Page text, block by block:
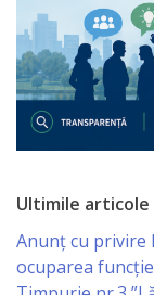
Locale
Juridic
în
Ultimile articole
Anunț cu privire
ocuparea